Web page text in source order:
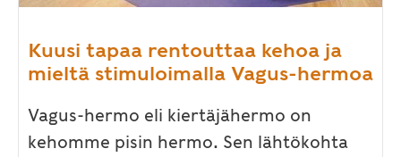
Kuusi tapaa rentouttaa kehoa ja
mieltä stimuloimalla Vagus-hermoa
Vagus-hermo eli kiertäjähermo on
kehomme pisin hermo. Sen lähtökohta